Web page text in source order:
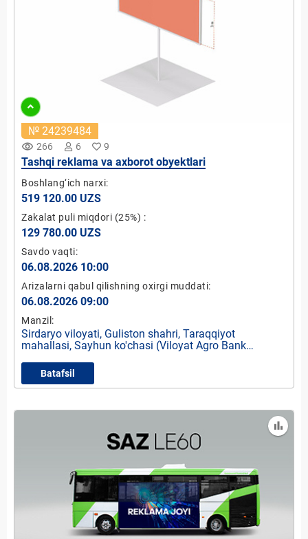
remove_red_eye 266 6 9
№ 24239484
Tashqi reklama va axborot obyektlari
Boshlang‘ich narxi:
519 120.00 UZS
Zakalat puli miqdori (25%) :
129 780.00 UZS
Savdo vaqti:
06.08.2026 10:00
Arizalarni qabul qilishning oxirgi muddati:
06.08.2026 09:00
Manzil:
Sirdaryo viloyati, Guliston shahri, Taraqqiyot
mahallasi, Sayhun ko'chasi (Viloyat Agro Bank
Batafsil